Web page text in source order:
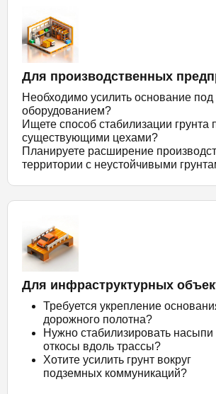
Для производственных
Необходимо усилить основание
оборудованием?
Ищете способ стабилизации грунта
существующими цехами?
Планируете расширение
территории с неустойчивыми
Для инфраструктурных
Требуется укрепление
дорожного полотна?
Нужно стабилизировать насыпи
откосы вдоль трассы?
Хотите усилить грунт вокруг
подземных коммуникаций?